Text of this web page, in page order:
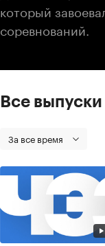
который
соревнований.
Все
За все время